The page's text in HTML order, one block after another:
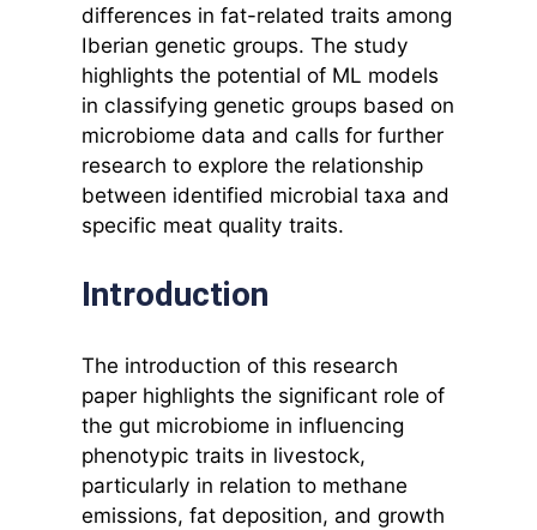
differences in fat-related traits among
Iberian genetic groups. The study
highlights the potential of ML models
in classifying genetic groups based on
microbiome data and calls for further
research to explore the relationship
between identified microbial taxa and
specific meat quality traits.
Introduction
The introduction of this research
paper highlights the significant role of
the gut microbiome in influencing
phenotypic traits in livestock,
particularly in relation to methane
emissions, fat deposition, and growth